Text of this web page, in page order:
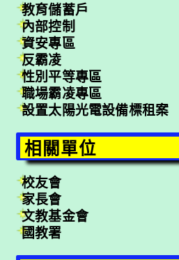
教育儲蓄戶
內部控制
資安專區
反霸凌
性別平等專區
職場霸凌專區
設置太陽光電設備標租案
相關單位
校友會
家長會
文教基金會
國教署